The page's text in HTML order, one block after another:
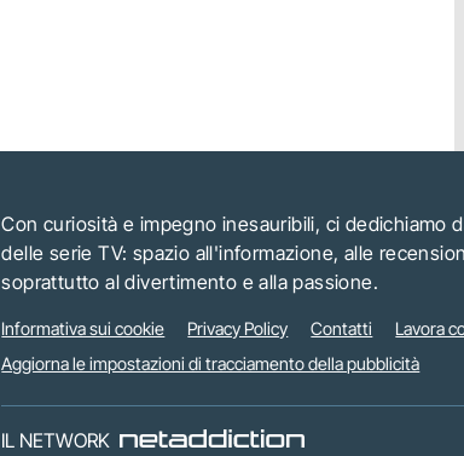
Con curiosità e impegno inesauribili, ci dedichiamo
delle serie TV: spazio all'informazione, alle
soprattutto al divertimento e alla passione.
Informativa sui cookie Privacy Policy Contatti
Lavora
Aggiorna le impostazioni di tracciamento della pubblicità
IL NETWORK